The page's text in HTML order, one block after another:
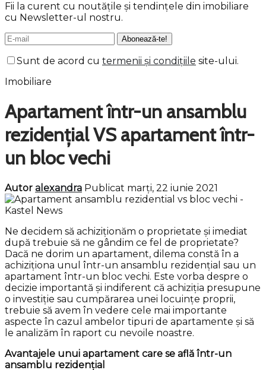
Fii la curent cu noutățile și tendințele din imobiliare
cu Newsletter-ul nostru.
Sunt de acord cu termenii și condițiile site-ului.
Imobiliare
Apartament într-un ansamblu
rezidențial VS apartament într-
un bloc vechi
Autor alexandra Publicat marţi, 22 iunie 2021
Ne decidem să achiziționăm o proprietate și imediat
după trebuie să ne gândim ce fel de proprietate?
Dacă ne dorim un apartament, dilema constă în a
achiziționa unul într-un ansamblu rezidențial sau un
apartament într-un bloc vechi. Este vorba despre o
decizie importantă și indiferent că achiziția presupune
o investiție sau cumpărarea unei locuințe proprii,
trebuie să avem în vedere cele mai importante
aspecte în cazul ambelor tipuri de apartamente și să
le analizăm în raport cu nevoile noastre.
Avantajele unui apartament care se află într-un
ansamblu rezidențial